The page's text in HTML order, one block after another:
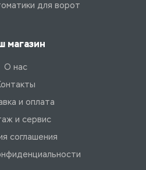
для ворот
магазин
О нас
и оплата
и сервис
соглашения